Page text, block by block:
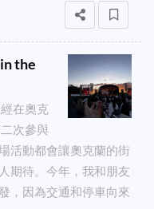
the
在奧克
次參與
活動都會讓奧克蘭的街
期待。今年，我和朋友
，因為交通和停車向來